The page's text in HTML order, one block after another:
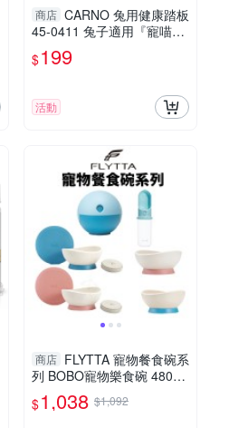
商店 CARNO 兔用健康踏板
45-0411 兔子適用『寵喵樂
旗艦店』
$199
活動
商店 FLYTTA 寵物餐食碗系
列 BOBO寵物樂食碗 480ml
犬用『寵喵樂旗艦店』
$1,038 $1,092